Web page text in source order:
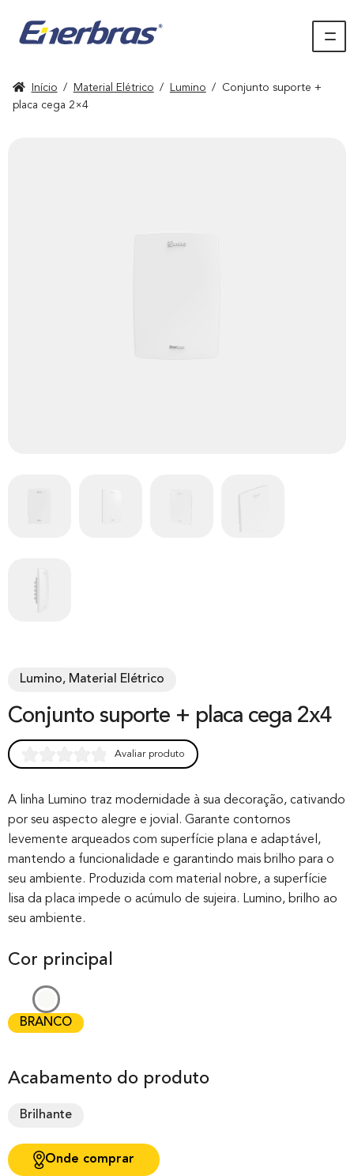
Início / Material Elétrico / Lumino /
Conjunto suporte +
placa cega 2×4
Lumino, Material Elétrico
Conjunto suporte + placa cega 2x4
out of 0
based on
customer
rating
Avaliar produto
A linha Lumino traz modernidade à sua decoração, cativando
por seu aspecto alegre e jovial. Garante contornos
levemente arqueados com superfície plana e adaptável,
mantendo a funcionalidade e garantindo mais brilho para o
seu ambiente. Produzida com material nobre, a superfície
lisa da placa impede o acúmulo de sujeira. Lumino, brilho ao
seu ambiente.
Cor principal
BRANCO
Acabamento do produto
Brilhante
Onde comprar